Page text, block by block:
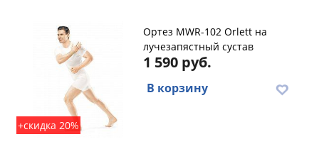
+скидка 20%
Ортез MWR-102 Orlett на
лучезапястный сустав
1 590 руб.
В корзину